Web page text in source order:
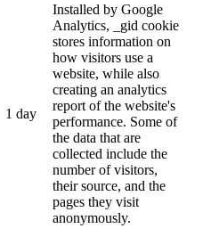
1 day
Installed by Google
Analytics, _gid cookie
stores information on
how visitors use a
website, while also
creating an analytics
report of the website's
performance. Some of
the data that are
collected include the
number of visitors,
their source, and the
pages they visit
anonymously.